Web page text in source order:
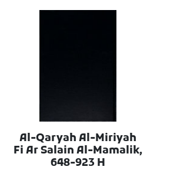
Al-Qaryah Al-Miriyah
Fi Ar Salain Al-Mamalik,
648-923 H